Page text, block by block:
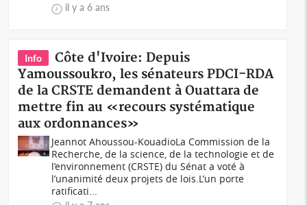
il y a 6 ans
Info
Côte d'Ivoire: Depuis
Yamoussoukro, les sénateurs PDCI-RDA
de la CRSTE demandent à Ouattara de
mettre fin au «recours systématique
aux ordonnances»
Jeannot Ahoussou-KouadioLa Commission de la
Recherche, de la science, de la technologie et de
l’environnement (CRSTE) du Sénat a voté à
l’unanimité deux projets de lois.L’un porte
ratificati...